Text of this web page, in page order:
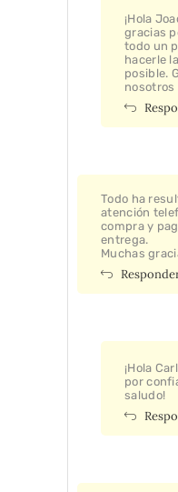
¡Hola
gracias
todo un
hacerle
posible.
nosotros
Todo ha
atención
compra y
entrega.
Muchas
¡Hola
por
saludo!